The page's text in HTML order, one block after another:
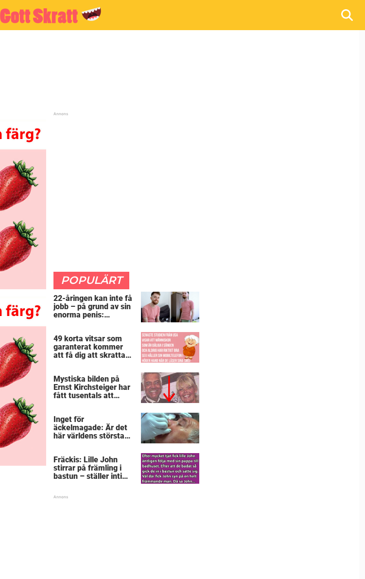
POPULÄRT
22-åringen kan inte få
jobb – på grund av sin
enorma penis:
49 korta vitsar som
garanterat kommer
att få dig att skratta
Mystiska bilden på
Ernst Kirchsteiger har
fått tusentals att
Inget för
äckelmagade: Är det
här världens största
Fräckis: Lille John
stirrar på främling i
bastun – ställer intim